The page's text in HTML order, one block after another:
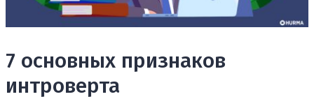
7 основных признаков
интроверта